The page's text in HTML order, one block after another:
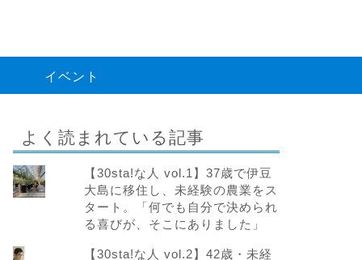
イベント
よく読まれている記事
【30sta!な人 vol.1】37歳で伊豆
大島に移住し、未経験の農業をス
タート。「何でも自分で決められ
る喜びが、そこにありました」
【30sta!な人 vol.2】42歳・未経